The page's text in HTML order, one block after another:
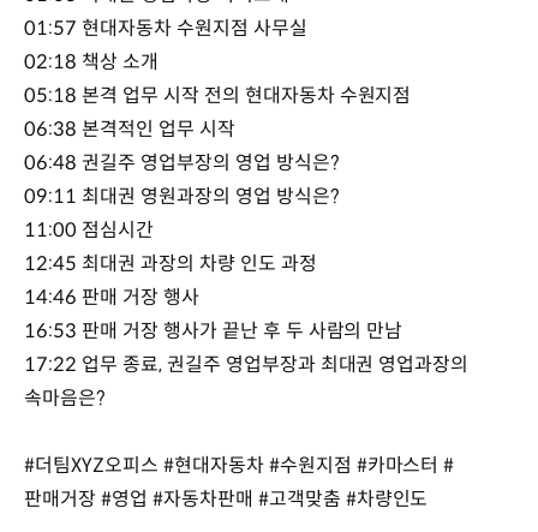
01:57 현대자동차 수원지점 사무실
02:18 책상 소개
05:18 본격 업무 시작 전의 현대자동차 수원지점
06:38 본격적인 업무 시작
06:48 권길주 영업부장의 영업 방식은?
09:11 최대권 영원과장의 영업 방식은?
11:00 점심시간
12:45 최대권 과장의 차량 인도 과정
14:46 판매 거장 행사
16:53 판매 거장 행사가 끝난 후 두 사람의 만남
17:22 업무 종료, 권길주 영업부장과 최대권 영업과장의
속마음은?
#더팀XYZ오피스 #현대자동차 #수원지점 #카마스터 #
판매거장 #영업 #자동차판매 #고객맞춤 #차량인도